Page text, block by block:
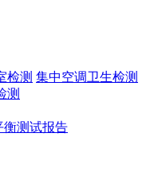
检测 集中空调卫生检测
测
衡测试报告